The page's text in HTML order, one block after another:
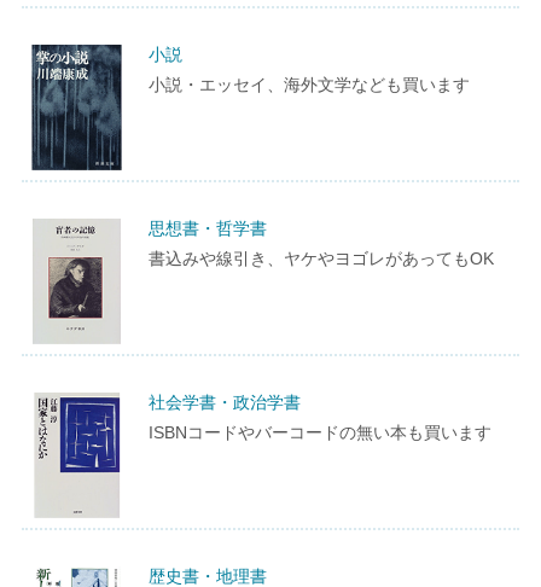
小説
小説・エッセイ、海外文学なども買います
思想書・哲学書
書込みや線引き、ヤケやヨゴレがあってもOK
社会学書・政治学書
ISBNコードやバーコードの無い本も買います
歴史書・地理書